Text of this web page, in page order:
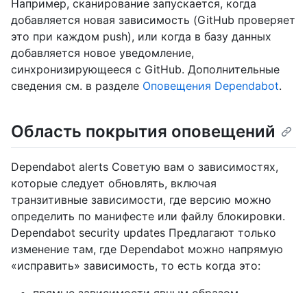
Например, сканирование запускается, когда
добавляется новая зависимость (GitHub проверяет
это при каждом push), или когда в базу данных
добавляется новое уведомление,
синхронизирующееся с GitHub. Дополнительные
сведения см. в разделе Оповещения Dependabot.
Область покрытия оповещений
Dependabot alerts Советую вам о зависимостях,
которые следует обновлять, включая
транзитивные зависимости, где версию можно
определить по манифесте или файлу блокировки.
Dependabot security updates Предлагают только
изменение там, где Dependabot можно напрямую
«исправить» зависимость, то есть когда это: